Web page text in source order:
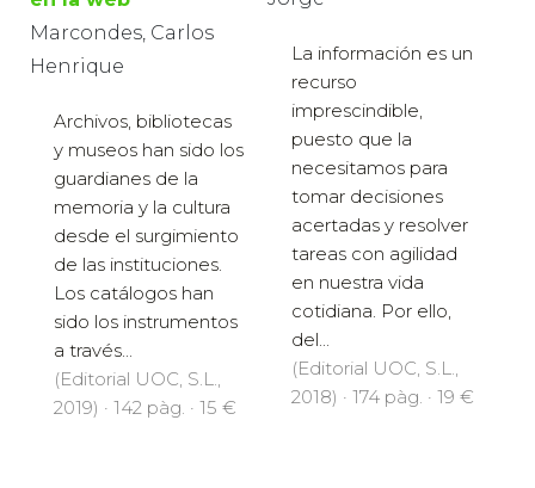
Marcondes, Carlos
Henrique
Archivos, bibliotecas
y museos han sido los
guardianes de la
memoria y la cultura
desde el surgimiento
de las instituciones.
Los catálogos han
sido los instrumentos
a través...
(Editorial UOC, S.L.,
2019) · 142 pàg. · 15 €
La información es un
recurso
imprescindible,
puesto que la
necesitamos para
tomar decisiones
acertadas y resolver
tareas con agilidad
en nuestra vida
cotidiana. Por ello,
del...
(Editorial UOC, S.L.,
2018) · 174 pàg. · 19 €